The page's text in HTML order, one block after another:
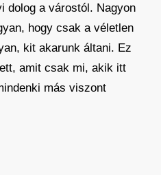
dolog a várostól. Nagyon
hogy csak a véletlen
kit akarunk áltani. Ez
amit csak mi, akik itt
más viszont